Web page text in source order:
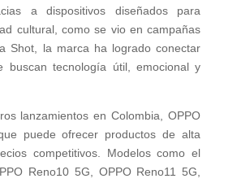
a dispositivos diseñados para
cultural, como se vio en campañas
Shot, la marca ha logrado conectar
buscan tecnología útil, emocional y
lanzamientos en Colombia, OPPO
puede ofrecer productos de alta
competitivos. Modelos como el
Reno10 5G, OPPO Reno11 5G,